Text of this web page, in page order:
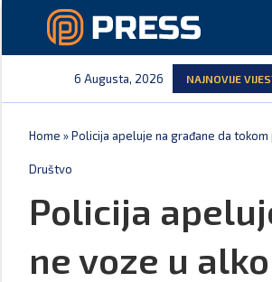
6 Augusta, 2026 NAJNOVIJE
Home »Policija apeluje na građane da
Društvo
Policija
ne voze u